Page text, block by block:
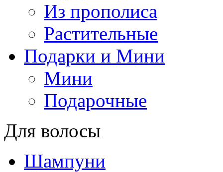
Из прополиса
Растительные
Подарки и Мини
Мини
Подарочные
Для волосы
Шампуни